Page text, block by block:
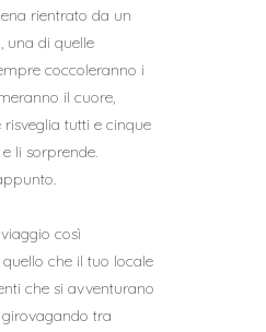
rientrato da un
una di quelle
coccoleranno i
il cuore,
risveglia tutti e cinque
li sorprende.
così
che il tuo locale
che si avventurano
girovagando tra